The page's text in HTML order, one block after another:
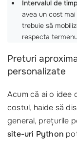
Intervalul de
avea un cost
trebuie să
respecta
Preturi
personalizate
Acum că ai o idee
costul, haide să
general, prețurile
site-uri Python